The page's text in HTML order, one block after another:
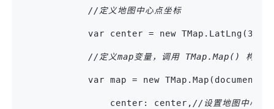
//定义地图中心点坐标
var center = new
//定义map变量，调用 TMap.Map() 构造函
var map = new
                center: center,
//设置地图中心点